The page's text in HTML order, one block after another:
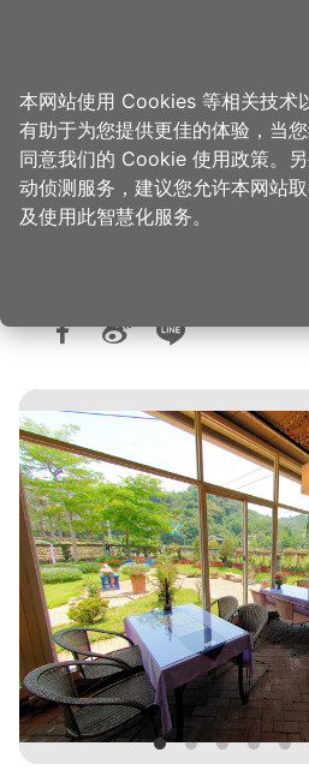
首页 > 想去的地方 > 美食、购物 > 美食
天御花园
本网站使用 Cookies 等相关技术
有助于为您提供更佳的体验，当
同意我们的 Cookie 使用政策。
动侦测服务，建议您允许本网站
及使用此智慧化服务。